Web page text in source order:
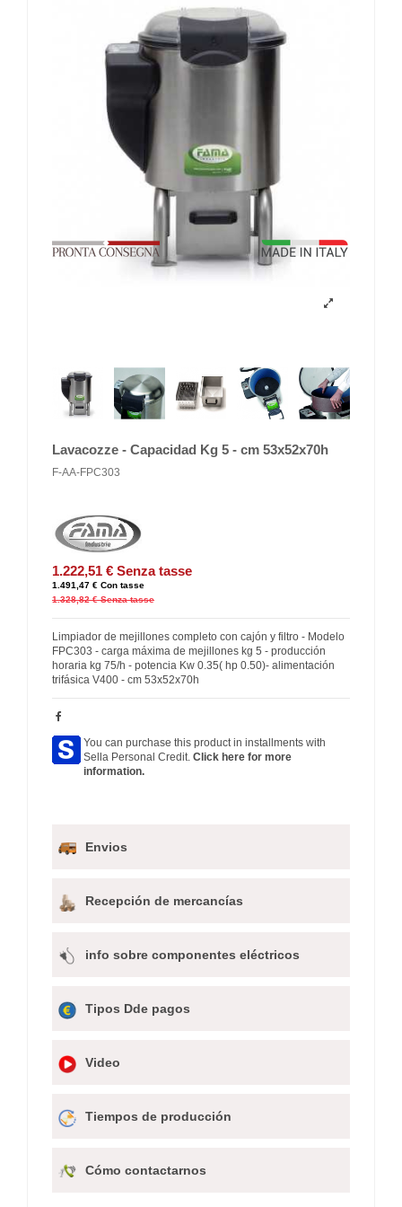
Lavacozze - Capacidad Kg 5 - cm 53x52x70h
F-AA-FPC303
1.222,51 € Senza tasse
1.491,47 € Con tasse
1.328,82 € Senza tasse
Limpiador de mejillones completo con cajón y filtro - Modelo
FPC303 - carga máxima de mejillones kg 5 - producción
horaria kg 75/h - potencia Kw 0.35( hp 0.50)- alimentación
trifásica V400 - cm 53x52x70h
You can purchase this product in installments with
Sella Personal Credit. Click here for more
information.
Envios
Recepción de mercancías
info sobre componentes eléctricos
Tipos Dde pagos
Video
Tiempos de producción
Cómo contactarnos